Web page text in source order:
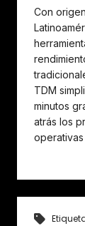
Con
TDM
minutos
atrás los